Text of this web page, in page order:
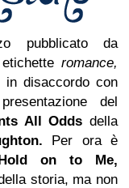
pubblicato da
romance,
in disaccordo con
del
All Odds della
Per ora è
on to Me,
storia, ma non